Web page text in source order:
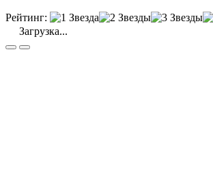
Рейтинг:
Загрузка...